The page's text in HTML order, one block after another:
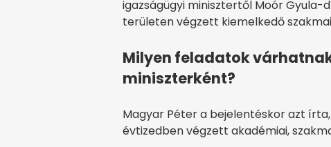
igazságügyi minisztertől Moór
területen végzett kiemelkedő
Milyen feladatok
miniszterként?
Magyar Péter a bejelentéskor azt
évtizedben végzett akadémiai,